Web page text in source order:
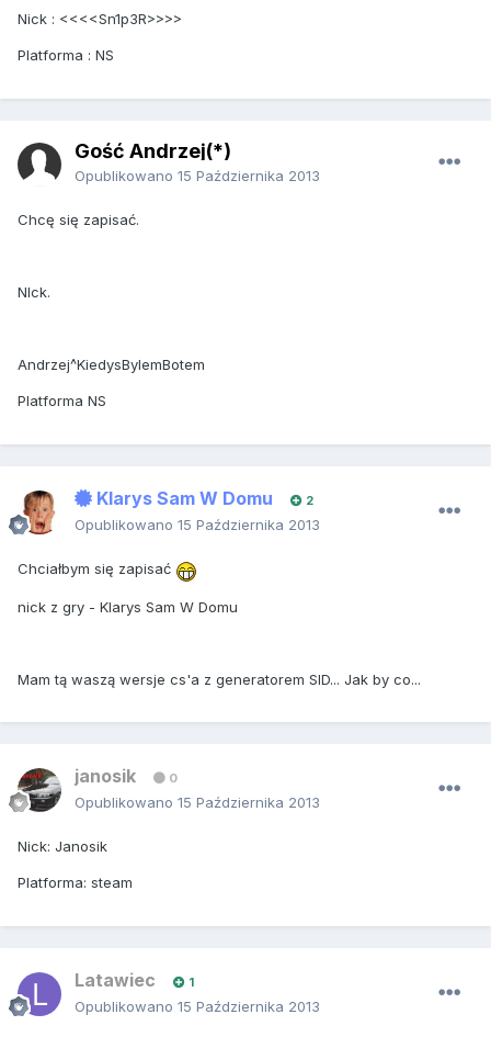
Nick : <<<<Sn1p3R>>>>
Platforma : NS
Gość Andrzej(*)
Opublikowano 15 Października 2013
Chcę się zapisać.
NIck.
Andrzej^KiedysBylemBotem
Platforma NS
Klarys Sam W Domu 2
Opublikowano 15 Października 2013
Chciałbym się zapisać
nick z gry - Klarys Sam W Domu
Mam tą waszą wersje cs'a z generatorem SID... Jak by co...
janosik 0
Opublikowano 15 Października 2013
Nick: Janosik
Platforma: steam
Latawiec 1
Opublikowano 15 Października 2013